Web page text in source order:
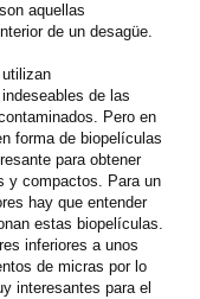
aquellas
de un desagüe.
de las
Pero en
forma de biopelículas
para obtener
y compactos. Para un
hay que entender
estas biopelículas.
inferiores a unos
de micras por lo
interesantes para el